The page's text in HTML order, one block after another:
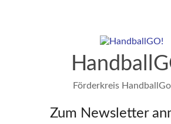
Förderkreis
Zum Newsletter